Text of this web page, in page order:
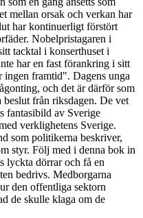
mellan orsak och verkan har
har kontinuerligt förstört
Nobelpristagaren i
tacktal i konserthuset i
har en fast förankring i sitt
framtid". Dagens unga
och det är därför som
från riksdagen. De vet
fantasibild av Sverige
verklighetens Sverige.
som politikerna beskriver,
styr. Följ med i denna bok in
lyckta dörrar och få en
bedrivs. Medborgarna
den offentliga sektorn
de skulle klaga om de